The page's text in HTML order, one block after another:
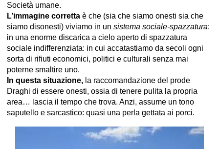
Società umane.
L’immagine corretta è che (sia che siamo onesti sia che
siamo disonesti) viviamo in un sistema sociale-spazzatura:
in una enorme discarica a cielo aperto di spazzatura
sociale indifferenziata: in cui accatastiamo da secoli ogni
sorta di rifiuti economici, politici e culturali senza mai
poterne smaltire uno.
In questa situazione, la raccomandazione del prode
Draghi di essere onesti, ossia di tenere pulita la propria
area… lascia il tempo che trova. Anzi, assume un tono
saputello e sarcastico: quasi una perla gettata ai porci.